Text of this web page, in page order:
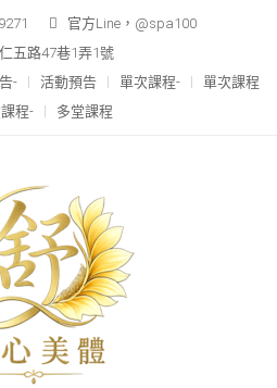
官方Line，@spa100
五路47巷1弄1號
- 活動預告 單次課程-
單次課程
程-
多堂課程